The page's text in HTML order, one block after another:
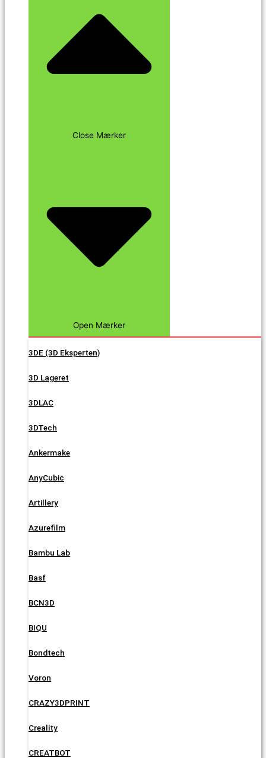
Close Mærker
Open Mærker
3DE (3D Eksperten)
3D Lageret
3DLAC
3DTech
Ankermake
AnyCubic
Artillery
Azurefilm
Bambu Lab
Basf
BCN3D
BIQU
Bondtech
Voron
CRAZY3DPRINT
Creality
CREATBOT